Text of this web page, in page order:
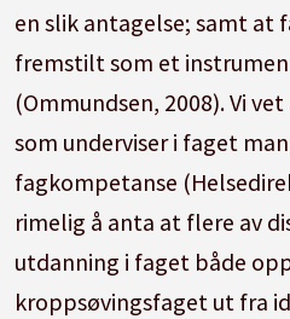
en slik antagelse; samt
fremstilt som et
(Ommundsen, 2008). Vi
som underviser i faget
fagkompetanse
rimelig å anta at flere av
utdanning i faget både
kroppsøvingsfaget ut fra